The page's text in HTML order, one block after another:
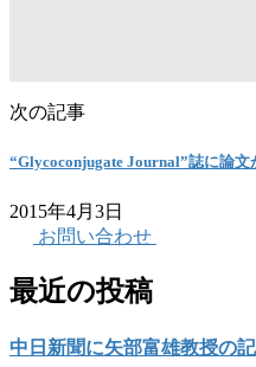
次の記事
“Glycoconjugate Journal”誌に論文
2015年4月3日
お問い合わせ
最近の投稿
中日新聞に矢部富雄教授の